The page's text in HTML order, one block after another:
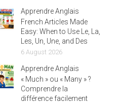
Apprendre Anglais
French Articles Made
Easy: When to Use Le, La,
Les, Un, Une, and Des
6 August 2026
Apprendre Anglais
« Much » ou « Many » ?
Comprendre la
différence facilement